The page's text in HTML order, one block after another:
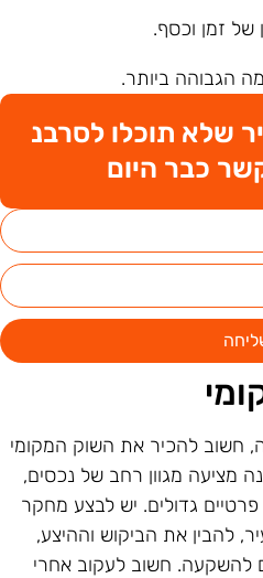
של זמן וכסף.
הגבוהה ביותר.
שלא תוכלו לסרבנ
כבר היום
חשוב להכיר את השוק המקומי
מציעה מגוון רחב של נכסים,
גדולים. יש לבצע מחקר
להבין את הביקוש וההיצע,
להשקעה. חשוב לעקוב אחרי